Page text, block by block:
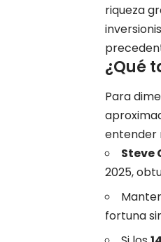
riqueza
¿Qué
Para
entender
Steve
2025,
fortuna